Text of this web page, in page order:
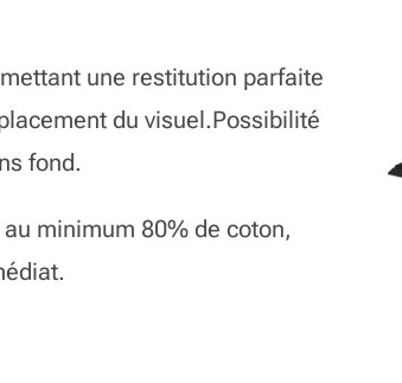
une restitution parfaite
du visuel.Possibilité
fond.
minimum 80% de coton,